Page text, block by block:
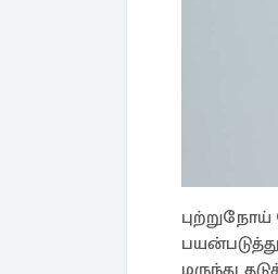
மருந்து